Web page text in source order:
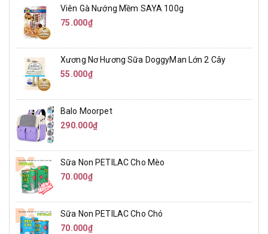
Viên Gà Nướng Mềm SAYA 100g
75.000₫
Xương Nơ Hương Sữa DoggyMan Lớn 2 Cây
55.000₫
Balo Moorpet
290.000₫
Sữa Non PETILAC Cho Mèo
70.000₫
Sữa Non PETILAC Cho Chó
70.000₫